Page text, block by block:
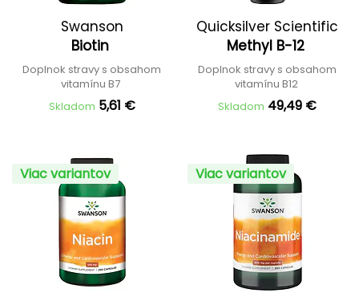
Swanson
Biotin
Doplnok stravy s obsahom
vitamínu B7
Skladom 5,61 €
Quicksilver Scientific
Methyl B-12
Doplnok stravy s obsahom
vitamínu B12
Skladom 49,49 €
Viac variantov Viac variantov